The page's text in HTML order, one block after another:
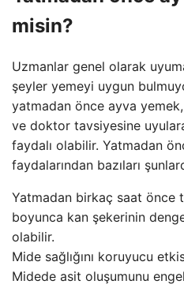
misin?
Uzmanlar genel olarak
şeyler yemeyi uygun
yatmadan önce ayva yemek,
ve doktor tavsiyesine
faydalı olabilir. Yatmadan
faydalarından bazıları
Yatmadan birkaç saat önce
boyunca kan şekerinin
olabilir.
Mide sağlığını koruyucu
Midede asit oluşumunu